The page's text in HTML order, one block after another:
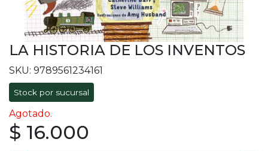
LA HISTORIA DE LOS INVENTOS
SKU: 9789561234161
Stock por sucursal
Agotado.
$ 16.000